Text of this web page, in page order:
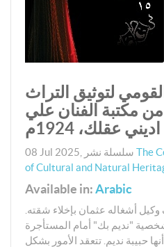
لتوثيق التراث
مكتبة الفنان علي
عقلك، 1924م
08 Jul 2025 سلسلة نشر The
of Cultural and Natural
Available in:Arabic
أشغاله عثمان بإخلاء شقته.
"نديم بك" أمام المستأجرة
حبيبة نديم. تتعقد الأمور بشكل